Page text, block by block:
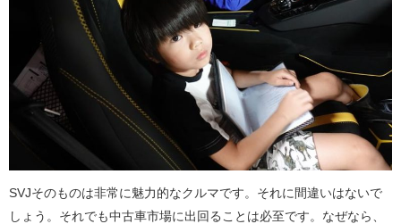
SVJそのものは非常に魅力的なクルマです。それに間違いはないで
しょう。それでも中古車市場に出回ることは必至です。なぜなら、